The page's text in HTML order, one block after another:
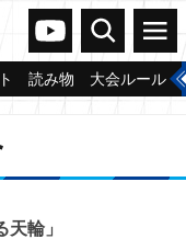
ヴァンガードch
検索 メニュー
読み物 大会ルール
輪」